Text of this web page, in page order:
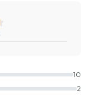
10
2